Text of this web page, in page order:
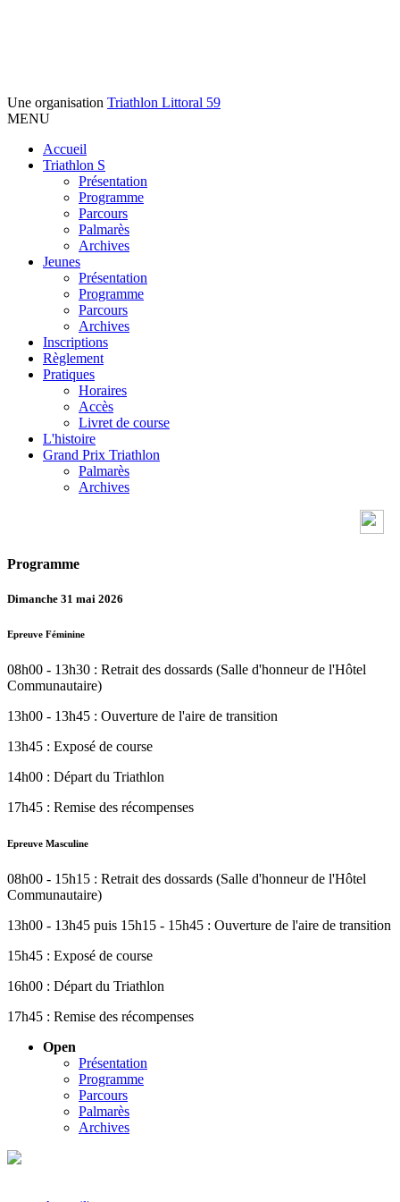
Une organisation Triathlon Littoral 59
MENU
Accueil
Triathlon S
Présentation
Programme
Parcours
Palmarès
Archives
Jeunes
Présentation
Programme
Parcours
Archives
Inscriptions
Règlement
Pratiques
Horaires
Accès
Livret de course
L'histoire
Grand Prix Triathlon
Palmarès
Archives
Programme
Dimanche 31 mai 2026
Epreuve Féminine
08h00 - 13h30 : Retrait des dossards (Salle d'honneur de l'Hôtel
Communautaire)
13h00 - 13h45 : Ouverture de l'aire de transition
13h45 : Exposé de course
14h00 : Départ du Triathlon
17h45 : Remise des récompenses
Epreuve Masculine
08h00 - 15h15 : Retrait des dossards (Salle d'honneur de l'Hôtel
Communautaire)
13h00 - 13h45 puis 15h15 - 15h45 : Ouverture de l'aire de transition
15h45 : Exposé de course
16h00 : Départ du Triathlon
17h45 : Remise des récompenses
Open
Présentation
Programme
Parcours
Palmarès
Archives